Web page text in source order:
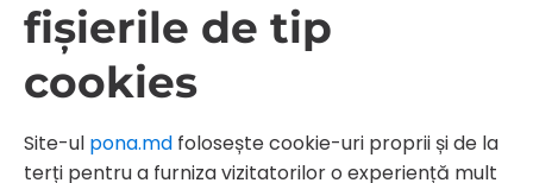
fișierile de tip
cookies
Site-ul pona.md folosește cookie-uri proprii și de la
terți pentru a furniza vizitatorilor o experiență mult